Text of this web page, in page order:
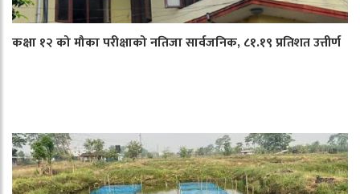
कक्षा १२ को मौका परीक्षाको नतिजा सार्वजनिक, ८१.१९ प्रतिशत उत्तीर्ण